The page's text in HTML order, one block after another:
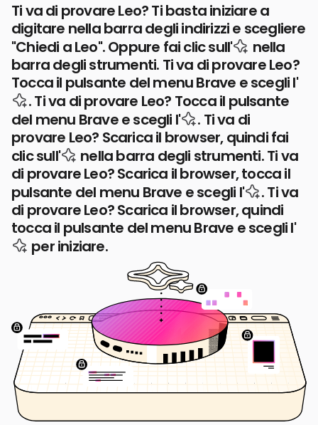
Ti va di provare Leo? Ti basta iniziare a
digitare nella barra degli indirizzi e scegliere
"Chiedi a Leo". Oppure fai clic sull'
icona di
nella
barra degli strumenti. Ti va di provare Leo?
Tocca il pulsante del menu Brave e scegli l'
icona Leo AI
.Ti va di provare Leo? Tocca il pulsante
del menu Brave e scegli l'
icona Leo AI
. Ti va di
provare Leo? Scarica il browser, quindi fai
clic sull'
icona Leo AI
nella barra degli strumenti.Ti va
di provare Leo? Scarica il browser, tocca il
pulsante del menu Brave e scegli l'
icona
.Ti va
di provare Leo? Scarica il browser, quindi
tocca il pulsante del menu Brave e scegli l'
icona di Leo AI
per iniziare.